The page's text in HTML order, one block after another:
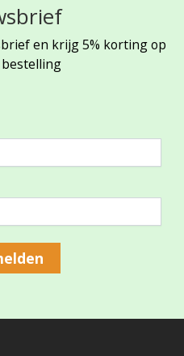
en krijg 5% korting op